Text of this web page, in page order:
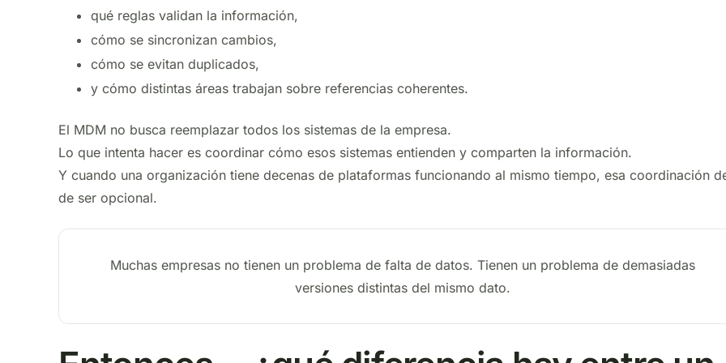
qué reglas validan la información,
cómo se sincronizan cambios,
cómo se evitan duplicados,
y cómo distintas áreas trabajan sobre referencias coherentes.
El MDM no busca reemplazar todos los sistemas de la empresa.
Lo que intenta hacer es coordinar cómo esos sistemas entienden y comparten la información.
Y cuando una organización tiene decenas de plataformas funcionando al mismo tiempo, esa coordinación
de ser opcional.
Muchas empresas no tienen un problema de falta de datos. Tienen un problema de demasiadas
versiones distintas del mismo dato.